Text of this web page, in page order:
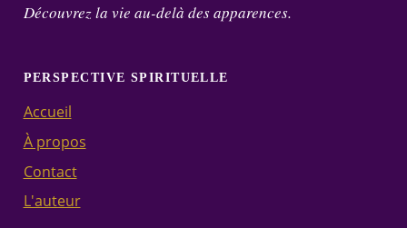
Découvrez la vie au-delà des apparences.
PERSPECTIVE SPIRITUELLE
Accueil
À propos
Contact
L'auteur